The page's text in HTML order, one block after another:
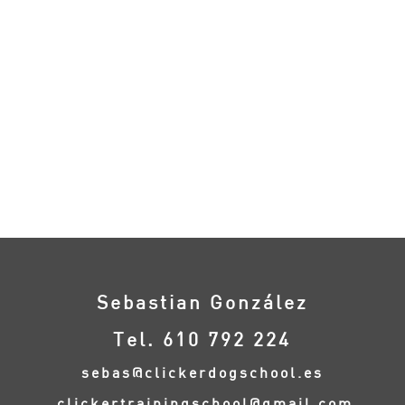
Sebastian González
Tel. 610 792 224
sebas@clickerdogschool.es